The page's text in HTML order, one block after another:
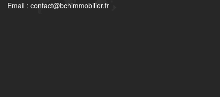
Email : contact@bchimmobilier.fr